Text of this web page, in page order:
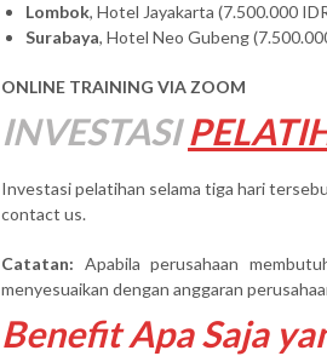
Lombok, Hotel Jayakarta (7.500.000
Surabaya, Hotel Neo Gubeng
ONLINE TRAINING VIA ZOOM
INVESTASI
Investasi pelatihan selama tiga hari
contact us.
Catatan: Apabila perusahaan
menyesuaikan dengan anggaran
Benefit Apa Saja